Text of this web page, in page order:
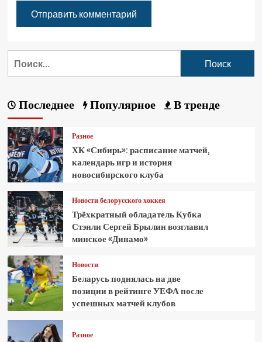
Последнее Популярное В тренде
Разное
ХК «Сибирь»: расписание матчей,
календарь игр и история
новосибирского клуба
Новости белорусского хоккея
Трёхкратный обладатель Кубка
Стэнли Сергей Брылин возглавил
минское «Динамо»
Новости
Беларусь поднялась на две
позиции в рейтинге УЕФА после
успешных матчей клубов
Разное